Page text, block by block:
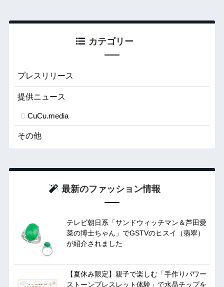
カテゴリー
プレスリリース
提供ニュース
CuCu.media
その他
最新のファッション情報
テレビ朝日系「サンドウィッチマン＆芦田愛
菜の博士ちゃん」でGSTVのヒスイ（翡翠）
が紹介されました
【夏休み限定】親子で楽しむ「手作りパワー
ストーンブレスレット体験」で水晶チップを